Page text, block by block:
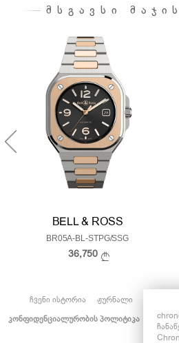
ᲛᲡᲒᲐᲕᲡᲘ
BELL & ROSS
BR05A-BL-STPG/SSG
36,750
ᲩᲕᲔᲜᲘ ᲘᲡᲢᲝᲠᲘᲐ ᲟᲣᲠᲜᲐᲚᲘ
ᲙᲝᲜᲤᲘᲓᲔᲜᲪᲘᲐᲚᲣᲠᲝᲑᲘᲡ ᲞᲝᲚᲘᲢᲘᲙᲐ